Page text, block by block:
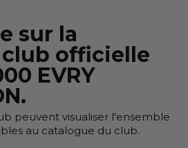
pour ce groupe
pour ce groupe
sur la
officielle
EVRY
peuvent visualiser l'ensemble
au catalogue du club.